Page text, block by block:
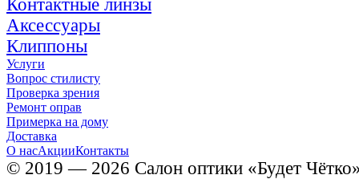
Контактные линзы
Аксессуары
Клиппоны
Услуги
Вопрос стилисту
Проверка зрения
Ремонт оправ
Примерка на дому
Доставка
О насАкцииКонтакты
© 2019 — 2026 Салон оптики «Будет